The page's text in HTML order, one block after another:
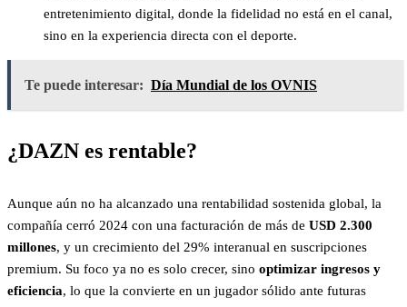
entretenimiento digital, donde la fidelidad no está en el canal,
sino en la experiencia directa con el deporte.
Te puede interesar: Día Mundial de los OVNIS
¿DAZN es rentable?
Aunque aún no ha alcanzado una rentabilidad sostenida global, la
compañía cerró 2024 con una facturación de más de USD 2.300
millones, y un crecimiento del 29% interanual en suscripciones
premium. Su foco ya no es solo crecer, sino optimizar ingresos y
eficiencia, lo que la convierte en un jugador sólido ante futuras